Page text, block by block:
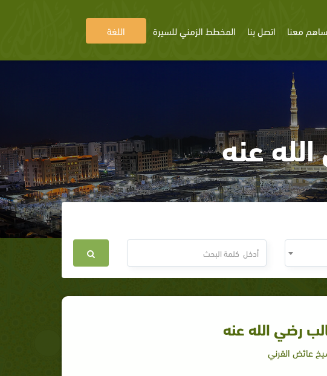
ساهم معنا اتصل بنا المخطط الزمني للسيرة اللغة
عنه
رضي الله عنه
عائض القرني